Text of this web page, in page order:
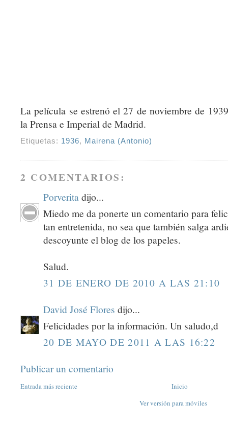
La película se estrenó el 27 de noviembre de
la Prensa e Imperial de Madrid.
Etiquetas: 1936, Mairena (Antonio)
2 COMENTARIOS:
Porveritadijo...
Miedo me da ponerte un comentario para
tan entretenida, no sea que también salga
descoyunte el blog de los papeles.
Salud.
31 DE ENERO DE 2010 A LAS 21:10
David José Flores dijo...
Felicidades por la información. Un saludo,d
20 DE MAYO DE 2011 A LAS 16:22
Publicar un comentario
Entrada más reciente
Inicio
Ver versión para móviles